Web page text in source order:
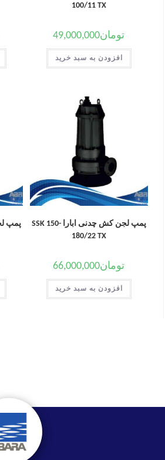
100/11 TX
تومان49,000,000
افزودن به سبد خرید
پمپ لجن کش چدنی ابارا SSK 150-
180/22 TX
تومان66,000,000
افزودن به سبد خرید